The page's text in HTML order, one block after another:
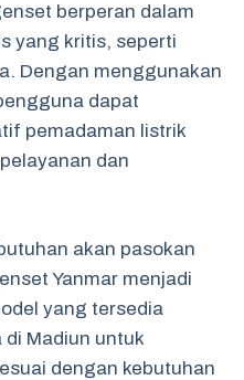
berperan dalam
yang kritis, seperti
Dengan menggunakan
dapat
pemadaman listrik
dan
akan pasokan
Yanmar menjadi
yang tersedia
Madiun untuk
dengan kebutuhan